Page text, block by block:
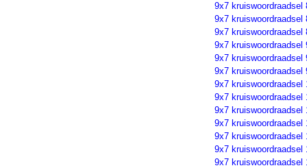
9x7 kruiswoordraadsel
9x7 kruiswoordraadsel
9x7 kruiswoordraadsel
9x7 kruiswoordraadsel
9x7 kruiswoordraadsel
9x7 kruiswoordraadsel
9x7 kruiswoordraadsel
9x7 kruiswoordraadsel
9x7 kruiswoordraadsel
9x7 kruiswoordraadsel
9x7 kruiswoordraadsel
9x7 kruiswoordraadsel
9x7 kruiswoordraadsel